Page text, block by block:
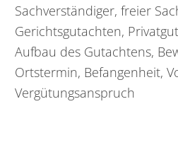
Sachverständiger, freier
Gerichtsgutachten,
Aufbau des Gutachtens,
Ortstermin, Befangenheit,
Vergütungsanspruch